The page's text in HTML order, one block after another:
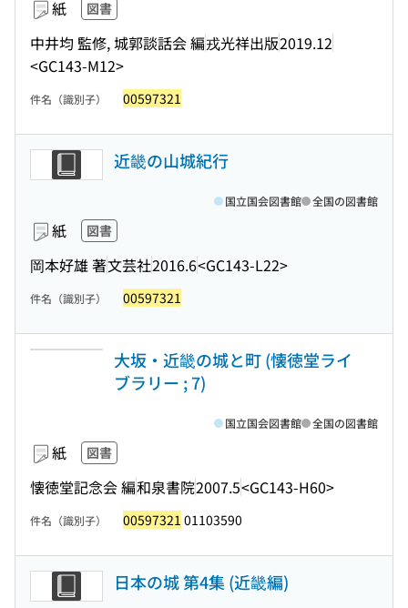
紙 図書
中井均 監修, 城郭談話会 編戎光祥出版2019.12
<GC143-M12>
件名（識別子） 00597321
近畿の山城紀行
紙 図書
岡本好雄 著文芸社2016.6<GC143-L22>
国立国会図書館 全国の図書館
件名（識別子） 00597321
大坂・近畿の城と町 (懐徳堂ライ
ブラリー ; 7)
紙 図書
懐徳堂記念会 編和泉書院2007.5<GC143-H60>
国立国会図書館 全国の図書館
件名（識別子） 00597321 01103590
日本の城 第4集 (近畿編)